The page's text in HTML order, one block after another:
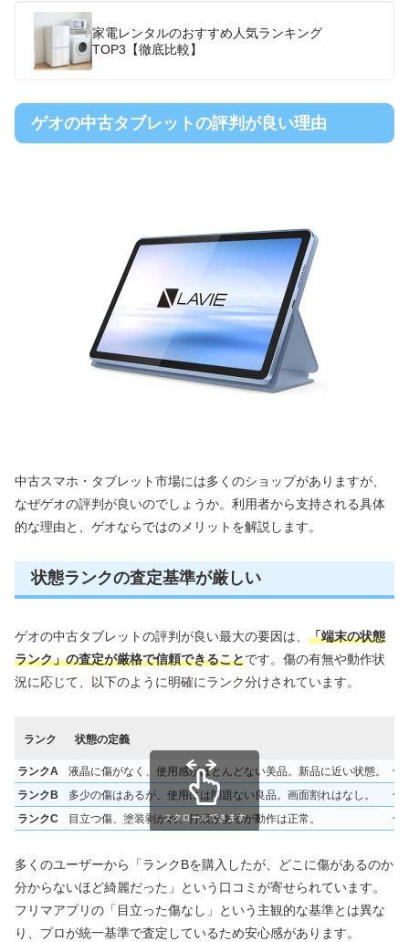
家電レンタルのおすすめ人気ランキング
TOP3【徹底比較】
ゲオの中古タブレットの評判が良い理由
中古スマホ・タブレット市場には多くのショップがありますが、
なぜゲオの評判が良いのでしょうか。利用者から支持される具体
的な理由と、ゲオならではのメリットを解説します。
状態ランクの査定基準が厳しい
ゲオの中古タブレットの評判が良い最大の要因は、 「端末の状態
ランク」の査定が厳格で信頼できることです。傷の有無や動作状
況に応じて、以下のように明確にランク分けされています。
ランク 状態の定義
ランクA 液晶に傷がなく、使用感がほとんどない美品。新品に近い状態。
ランクB
多少の傷はあるが、使用には問題ない良品。画面割れはなし。
ランクC
目立つ傷、塗装剥がれ、打痕があるが動作は正常。
スクロールできます
多くのユーザーから「ランクBを購入したが、どこに傷があるのか
分からないほど綺麗だった」という口コミが寄せられています。
フリマアプリの「目立った傷なし」という主観的な基準とは異な
り、プロが統一基準で査定しているため安心感があります。